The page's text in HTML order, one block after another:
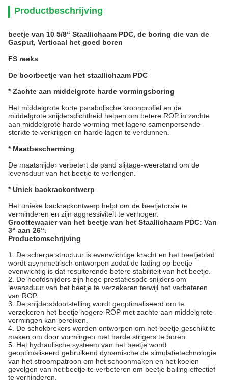
Productbeschrijving
beetje van 10 5/8“ Staallichaam PDC, de boring die van de
Gasput, Verticaal het goed boren
FS reeks
De boorbeetje van het staallichaam PDC
* Zachte aan middelgrote harde vormingsboring
Het middelgrote korte parabolische kroonprofiel en de
middelgrote snijdersdichtheid helpen om betere ROP in zachte
aan middelgrote harde vorming met lagere samenpersende
sterkte te verkrijgen en harde lagen te verdunnen.
* Maatbescherming
De maatsnijder verbetert de pand slijtage-weerstand om de
levensduur van het beetje te verlengen.
* Uniek backrackontwerp
Het unieke backrackontwerp helpt om de beetjetorsie te
verminderen en zijn aggressiviteit te verhogen.
Groottewaaier van het beetje van het Staallichaam PDC: Van
3“ aan 26“.
Productomschrijving
1. De scherpe structuur is evenwichtige kracht en het beetjeblad
wordt asymmetrisch ontworpen zodat de lading op beetje
evenwichtig is dat resulterende betere stabiliteit van het beetje.
2. De hoofdsnijders zijn hoge prestatiespdc snijders om
levensduur van het beetje te verzekeren terwijl het verbeteren
van ROP.
3. De snijdersblootstelling wordt geoptimaliseerd om te
verzekeren het beetje hogere ROP met zachte aan middelgrote
vormingen kan bereiken.
4. De schokbrekers worden ontworpen om het beetje geschikt te
maken om door vormingen met harde strigers te boren.
5. Het hydraulische systeem van het beetje wordt
geoptimaliseerd gebruikend dynamische de simulatietechnologie
van het stroompatroon om het schoonmaken en het koelen
gevolgen van het beetje te verbeteren om beetje balling effectief
te verhinderen.